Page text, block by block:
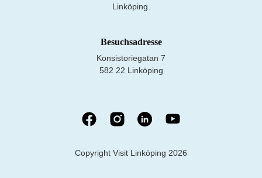
Linköping.
Besuchsadresse
Konsistoriegatan 7
582 22 Linköping
Copyright Visit Linköping 2026